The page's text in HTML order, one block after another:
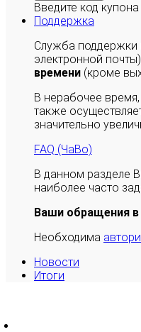
Введите код
Поддержка
Служба поддержки
электронной
времени (кроме
В нерабочее
также
значительно
FAQ (ЧаВо)
В данном разделе
наиболее часто
Ваши обращения
Необходима
Новости
Итоги